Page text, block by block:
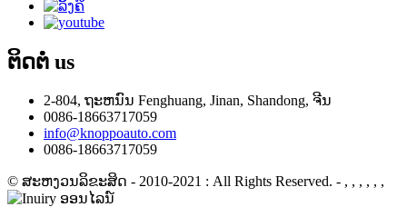
ຕິດຕໍ່ us
2-804, ຖະຫນົນ Fenghuang, Jinan, Shandong, ຈີນ
0086-18663717059
info@knoppoauto.com
0086-18663717059
© ສະຫງວນລິຂະສິດ - 2010-2021 : All Rights Reserved. - , , , , , ,